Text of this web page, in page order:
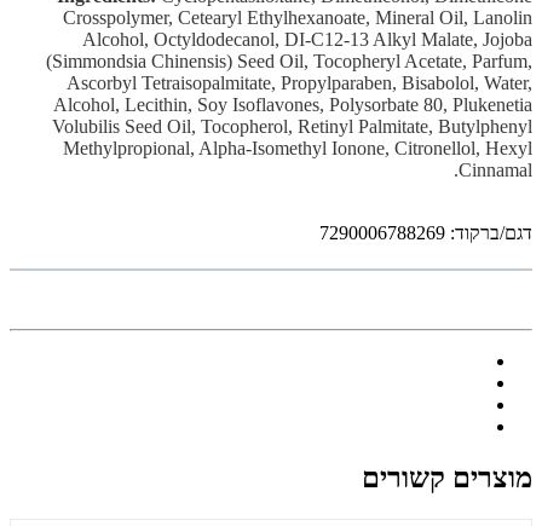
Crosspolymer, Cetearyl Ethylhexanoate, Mineral Oil, Lanolin
Alcohol, Octyldodecanol, DI-C12-13 Alkyl Malate, Jojoba
(Simmondsia Chinensis) Seed Oil, Tocopheryl Acetate, Parfum,
Ascorbyl Tetraisopalmitate, Propylparaben, Bisabolol, Water,
Alcohol, Lecithin, Soy Isoflavones, Polysorbate 80, Plukenetia
Volubilis Seed Oil, Tocopherol, Retinyl Palmitate, Butylphenyl
Methylpropional, Alpha-Isomethyl Ionone, Citronellol, Hexyl
Cinnamal.
דגם/ברקוד: 7290006788269
מוצרים קשורים